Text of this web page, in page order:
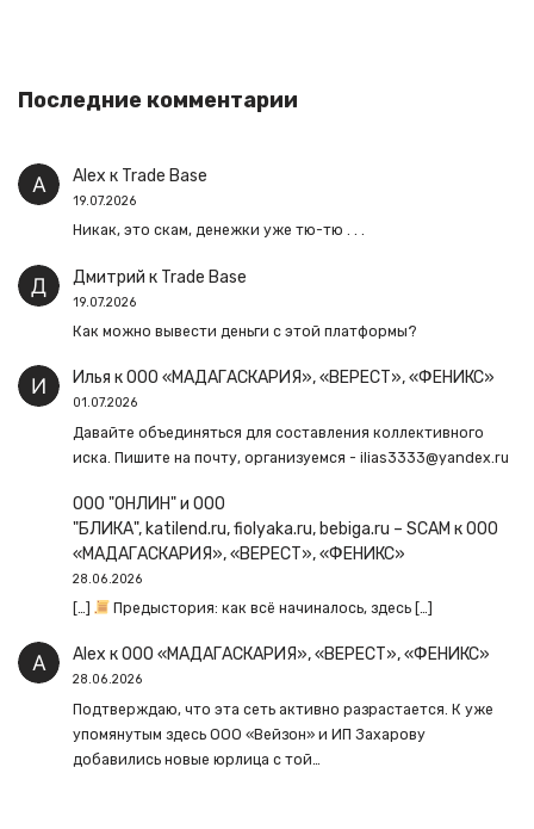
Последние комментарии
Alex к Trade Base
19.07.2026
Никак, это скам, денежки уже тю-тю . . .
Дмитрий к Trade Base
19.07.2026
Как можно вывести деньги с этой платформы?
Илья кООО «МАДАГАСКАРИЯ», «ВЕРЕСТ», «ФЕНИКС»
01.07.2026
Давайте объединяться для составления коллективного
иска. Пишите на почту, организуемся - ilias3333@yandex.ru
ООО "ОНЛИН" и ООО
"БЛИКА", katilend.ru, fiolyaka.ru, bebiga.ru – SCAM кООО
«МАДАГАСКАРИЯ», «ВЕРЕСТ», «ФЕНИКС»
28.06.2026
[…] Предыстория: как всё начиналось, здесь […]
Alex кООО «МАДАГАСКАРИЯ», «ВЕРЕСТ», «ФЕНИКС»
28.06.2026
Подтверждаю, что эта сеть активно разрастается. К уже
упомянутым здесь ООО «Вейзон» и ИП Захарову
добавились новые юрлица с той…